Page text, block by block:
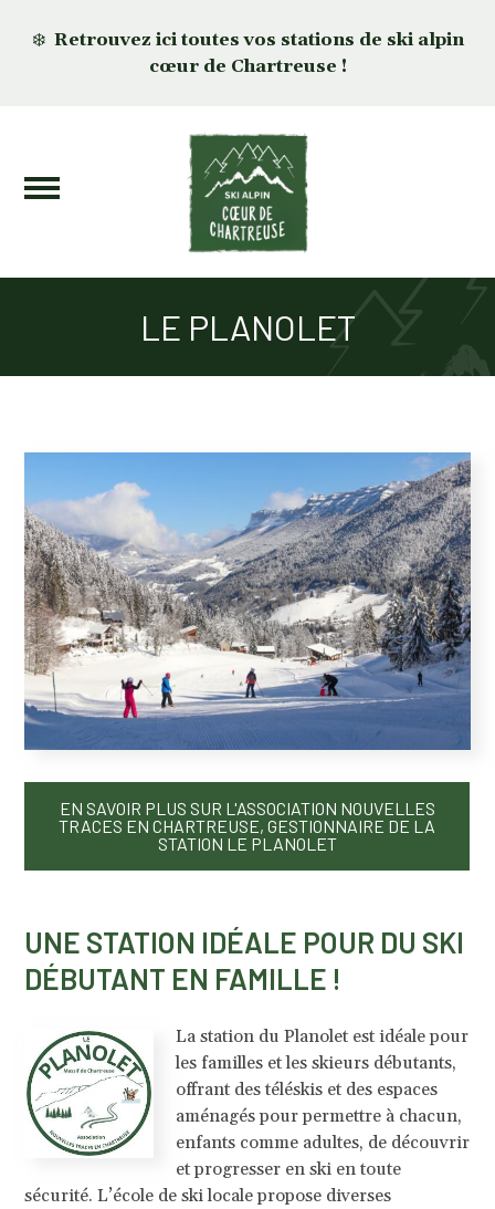
❄️ Retrouvez ici toutes vos stations de ski alpin
cœur de Chartreuse !
LE PLANOLET
EN SAVOIR PLUS SUR L'ASSOCIATION NOUVELLES
TRACES EN CHARTREUSE, GESTIONNAIRE DE LA
STATION LE PLANOLET
UNE STATION IDÉALE POUR DU SKI
DÉBUTANT EN FAMILLE !
La station du Planolet est idéale pour
les familles et les skieurs débutants,
offrant des téléskis et des espaces
aménagés pour permettre à chacun,
enfants comme adultes, de découvrir
et progresser en ski en toute
sécurité. L’école de ski locale propose diverses